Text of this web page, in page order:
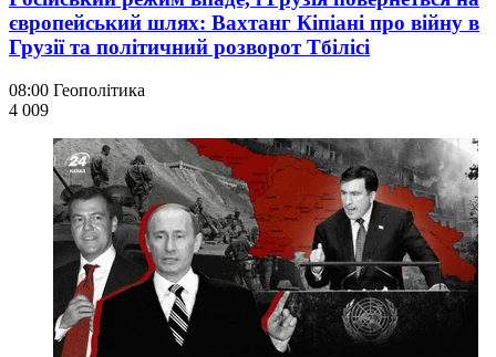
європейський шлях: Вахтанг Кіпіані про війну в
Грузії та політичний розворот Тбілісі
08:00 Геополітика
4 009